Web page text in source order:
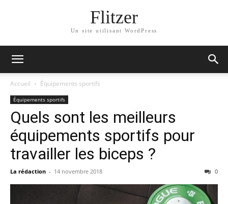
Flitzer
Un site utilisant WordPress
Accueil Équipements sportifs
Équipements sportifs
Quels sont les meilleurs
équipements sportifs pour
travailler les biceps ?
La rédaction - 14 novembre 2018 0